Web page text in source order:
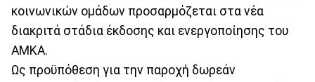
κοινωνικών ομάδων προσαρμόζεται στα νέα
διακριτά στάδια έκδοσης και ενεργοποίησης του
ΑΜΚΑ.
Ως προϋπόθεση για την παροχή δωρεάν